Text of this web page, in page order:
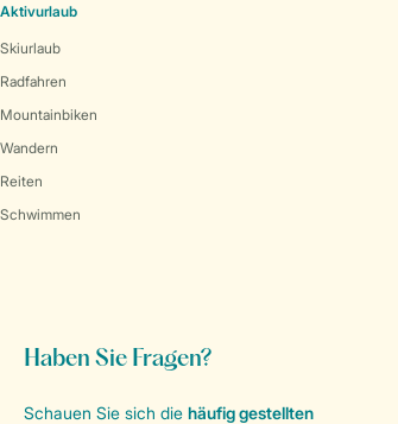
Aktivurlaub
Skiurlaub
Radfahren
Mountainbiken
Wandern
Reiten
Schwimmen
Haben Sie Fragen?
Schauen Sie sich die häufig gestellten